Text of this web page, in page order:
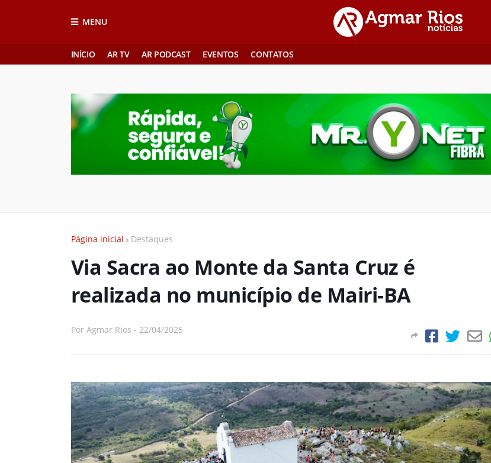
MENU
INÍCIO AR TV AR PODCAST EVENTOS CONTATOS
Página inicial Destaques
Via Sacra ao Monte da Santa Cruz é
realizada no município de Mairi-BA
Por Agmar Rios - 22/04/2025